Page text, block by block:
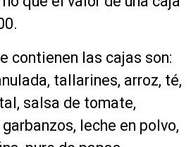
contienen las cajas son:
tallarines, arroz, té,
salsa de tomate,
leche en polvo,